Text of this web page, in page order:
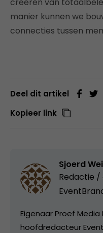
manier kunnen we
connecties tussen
Deel dit artikel
Kopieer link
Sjoerd
Redactie /
Eigenaar Proef Media
hoofdredacteur